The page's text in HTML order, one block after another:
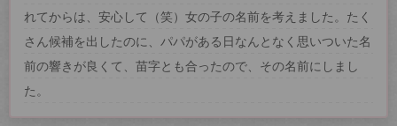
れてからは、安心して（笑）女の子の名前を考えました。たく
さん候補を出したのに、パパがある日なんとなく思いついた名
前の響きが良くて、苗字とも合ったので、その名前にしまし
た。